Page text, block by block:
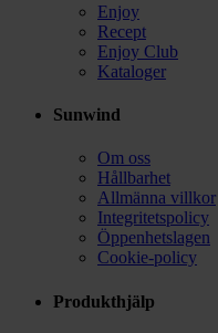
Enjoy
Recept
Enjoy Club
Kataloger
Sunwind
Om oss
Hållbarhet
Allmänna villkor
Integritetspolicy
Öppenhetslagen
Cookie-policy
Produkthjälp